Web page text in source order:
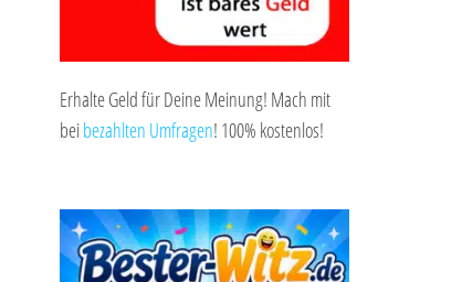
Erhalte Geld für Deine Meinung! Mach mit
beibezahlten Umfragen! 100% kostenlos!